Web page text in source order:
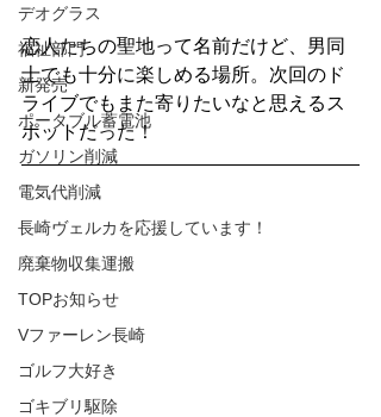
デオグラス
福祉部門
新発売
ポータブル蓄電池
ガソリン削減
電気代削減
長崎ヴェルカを応援しています！
廃棄物収集運搬
TOPお知らせ
Vファーレン長崎
ゴルフ大好き
ゴキブリ駆除
恋人たちの聖地って名前だけど、男同
士でも十分に楽しめる場所。次回のド
ライブでもまた寄りたいなと思えるス
ポットだった！